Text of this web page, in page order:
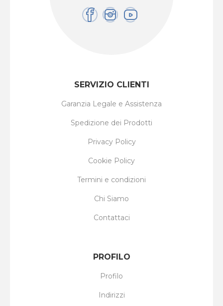
SERVIZIO CLIENTI
Garanzia Legale e Assistenza
Spedizione dei Prodotti
Privacy Policy
Cookie Policy
Termini e condizioni
Chi Siamo
Contattaci
PROFILO
Profilo
Indirizzi